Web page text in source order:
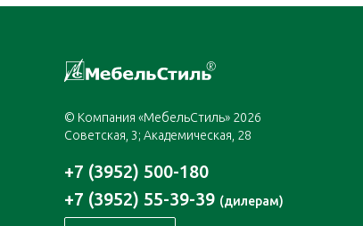
© Компания «МебельСтиль» 2026
Советская, 3; Академическая, 28
+7 (3952) 500-180
+7 (3952) 55-39-39 (дилерам)